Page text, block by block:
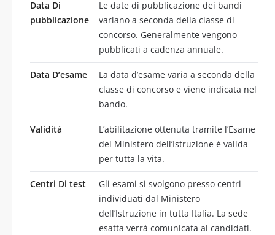
Data Di
pubblicazione
Le date di pubblicazione dei bandi
variano a seconda della classe di
concorso. Generalmente vengono
pubblicati a cadenza annuale.
Data D’esame
La data d’esame varia a seconda della
classe di concorso e viene indicata nel
bando.
Validità
L’abilitazione ottenuta tramite l’Esame
del Ministero dell’Istruzione è valida
per tutta la vita.
Centri Di test
Gli esami si svolgono presso centri
individuati dal Ministero
dell’Istruzione in tutta Italia. La sede
esatta verrà comunicata ai candidati.